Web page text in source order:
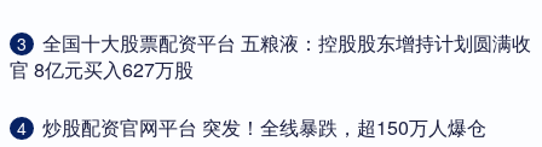
3
​全国十大股票配资平台 五粮液：控股股东增持计划圆满收
官 8亿元买入627万股
4 ​炒股配资官网平台 突发！全线暴跌，超150万人爆仓